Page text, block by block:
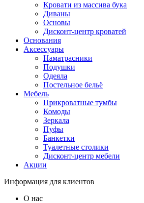
Кровати из массива бука
Диваны
Основы
Дисконт-центр кроватей
Основания
Аксессуары
Наматрасники
Подушки
Одеяла
Постельное бельё
Мебель
Прикроватные тумбы
Комоды
Зеркала
Пуфы
Банкетки
Туалетные столики
Дисконт-центр мебели
Акции
Информация для клиентов
О нас